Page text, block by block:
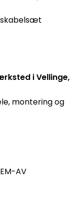
i Vellinge,
montering og
AV